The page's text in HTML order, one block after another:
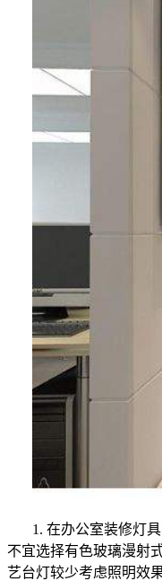
1. 在办公室装修灯
不宜选择有色玻璃漫射
艺台灯较少考虑照明效